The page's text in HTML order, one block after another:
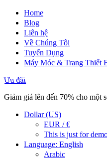
Home
Blog
Liên hệ
Về Chúng Tôi
Tuyển Dụng
Máy Móc & Trang Thiết
Ưu đãi
Giảm giá lên đến 70% cho một
Dollar (US)
EUR / €
This is just for
Language: English
Arabic